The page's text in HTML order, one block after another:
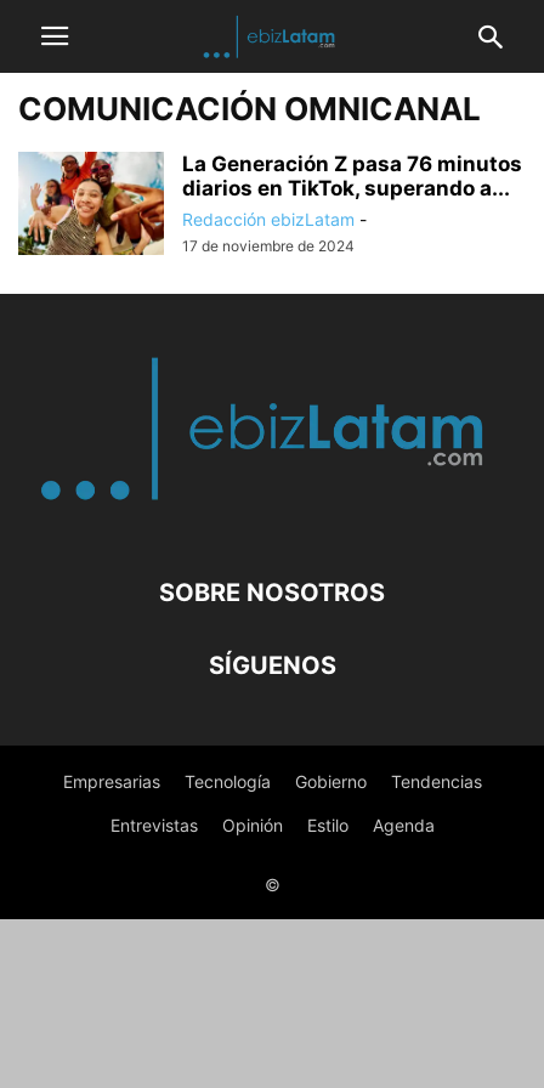
COMUNICACIÓN OMNICANAL
La Generación Z pasa 76 minutos
diarios en TikTok, superando a...
Redacción ebizLatam -
17 de noviembre de 2024
SOBRE NOSOTROS
SÍGUENOS
Empresarias Tecnología Gobierno Tendencias
Entrevistas Opinión Estilo Agenda
©